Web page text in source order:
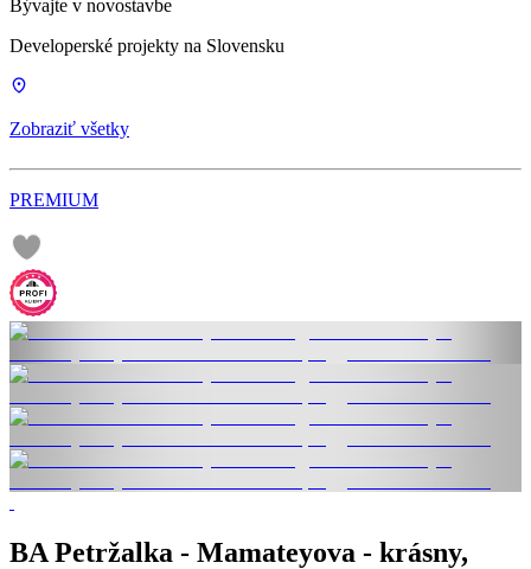
Bývajte v novostavbe
Developerské projekty na Slovensku
Zobraziť všetky
PREMIUM
BA Petržalka - Mamateyova - krásny,